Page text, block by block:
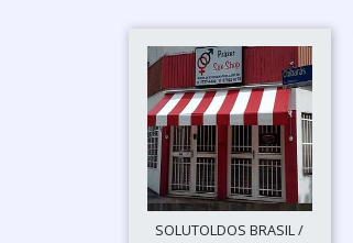
SOLUTOLDOS BRASIL /